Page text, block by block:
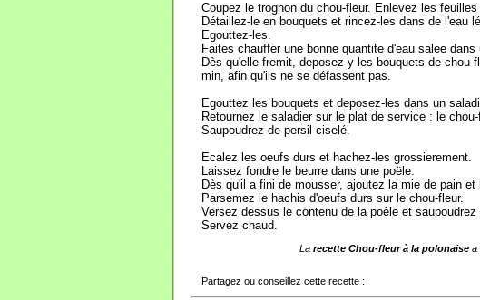
Coupez le trognon du chou-fleur. Enlevez les
Détaillez-le en bouquets et rincez-les dans de l'eau
Egouttez-les.
Faites chauffer une bonne quantite d'eau salee dans
Dès qu'elle fremit, deposez-y les bouquets de
min, afin qu'ils ne se défassent pas.
Egouttez les bouquets et deposez-les dans un
Retournez le saladier sur le plat de service : le
Saupoudrez de persil ciselé.
Ecalez les oeufs durs et hachez-les grossierement.
Laissez fondre le beurre dans une poële.
Dès qu'il a fini de mousser, ajoutez la mie de pain et
Parsemez le hachis d'oeufs durs sur le chou-fleur.
Versez dessus le contenu de la poêle et
Servez chaud.
La recette Chou-fleur à la polonaise a
Partagez ou conseillez cette recette :